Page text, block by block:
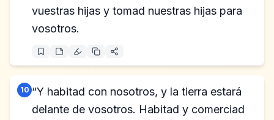
vuestras hijas y tomad nuestras hijas para
vosotros.
10 “Y habitad con nosotros, y la tierra estará
delante de vosotros. Habitad y comerciad